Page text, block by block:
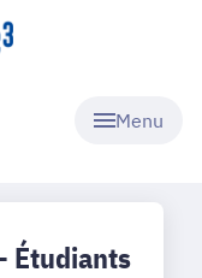
Menu
Étudiants